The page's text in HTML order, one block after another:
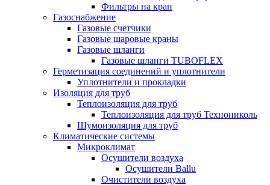
Фильтры на кран
Газоснабжение
Газовые счетчики
Газовые шаровые краны
Газовые шланги
Газовые шланги TUBOFLEX
Герметизация соединений и уплотнители
Уплотнители и прокладки
Изоляция для труб
Теплоизоляция для труб
Теплоизоляция для труб Технониколь
Шумоизоляция для труб
Климатические системы
Микроклимат
Осушители воздуха
Осушители Ballu
Очистители воздуха